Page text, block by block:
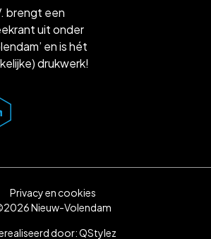
brengt een
uit onder
en is hét
drukwerk!
Privacy en cookies
Nieuw-Volendam
door:QStylez